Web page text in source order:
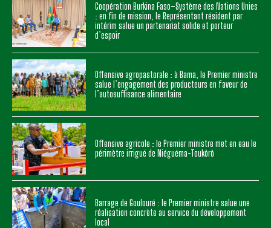
Coopération Burkina Faso–Système des Nations Unies
: en fin de mission, le Représentant résident par
intérim salue un partenariat solide et porteur
d’espoir
Offensive agropastorale : à Bama, le Premier ministre
salue l’engagement des producteurs en faveur de
l’autosuffisance alimentaire
Offensive agricole : le Premier ministre met en eau le
périmètre irrigué de Niéguéma-Toukôrô
Barrage de Goulouré : le Premier ministre salue une
réalisation concrète au service du développement
local